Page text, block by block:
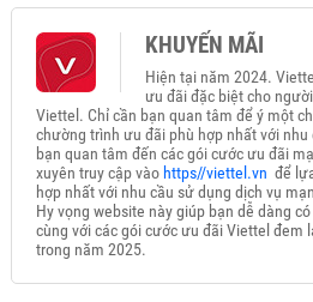
KHUYẾN MÃI
Hiện tại năm 2024.
ưu đãi đặc biệt cho
Viettel. Chỉ cần bạn quan tâm để ý một
chường trình ưu đãi phù hợp nhất với
bạn quan tâm đến các gói cước ưu đãi
xuyên truy cập vào https//viettel.vn để
hợp nhất với nhu cầu sử dụng dịch vụ
Hy vọng website này giúp bạn dễ dàng
cùng với các gói cước ưu đãi Viettel đem
trong năm 2025.